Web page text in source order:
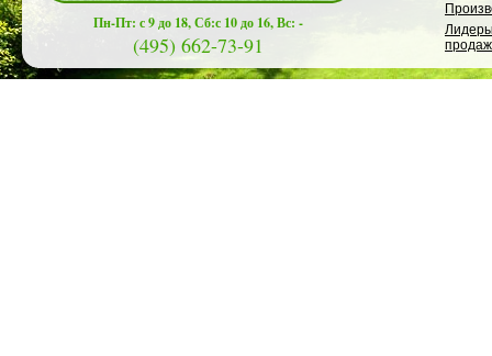
Пн-Пт: с 9 до 18, Сб:с 10 до 16, Вс: -
(495) 662-73-91
продаж